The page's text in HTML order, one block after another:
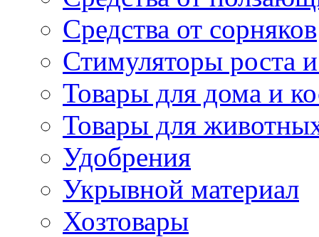
Средства от сорняков
Стимуляторы роста и
Товары для дома и
Товары для
Удобрения
Укрывной материал
Хозтовары